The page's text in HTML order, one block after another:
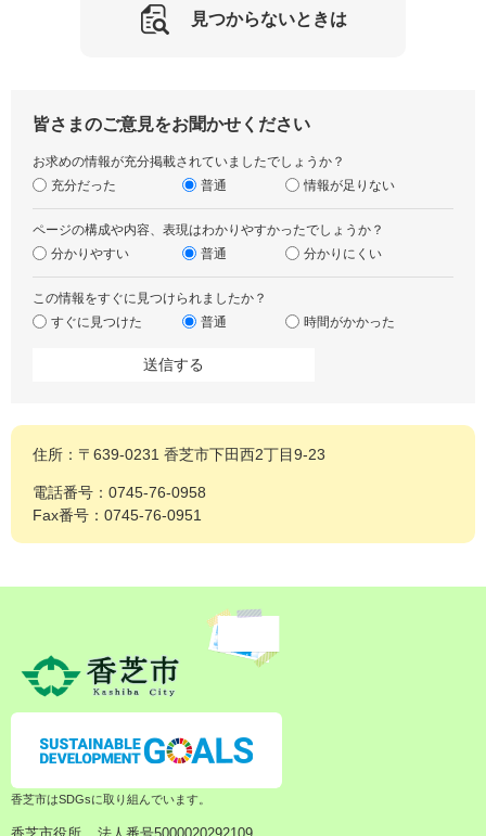
見つからないときは
皆さまのご意見をお聞かせください
お求めの情報が充分掲載されていましたでしょうか？
充分だった
普通 情報が足りない
ページの構成や内容、表現はわかりやすかったでしょうか？
分かりやすい
普通 分かりにくい
この情報をすぐに見つけられましたか？
すぐに見つけた
普通 時間がかかった
住所：〒639-0231 香芝市下田西2丁目9-23
電話番号：0745-76-0958
Fax番号：0745-76-0951
香芝市はSDGsに取り組んでいます。